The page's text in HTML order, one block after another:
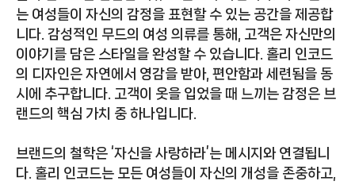
는 여성들이 자신의 감정을 표현할 수 있는 공간을 제공합
니다. 감성적인 무드의 여성 의류를 통해, 고객은 자신만의
이야기를 담은 스타일을 완성할 수 있습니다. 홀리 인코드
의 디자인은 자연에서 영감을 받아, 편안함과 세련됨을 동
시에 추구합니다. 고객이 옷을 입었을 때 느끼는 감정은 브
랜드의 핵심 가치 중 하나입니다.
브랜드의 철학은 ‘자신을 사랑하라’는 메시지와 연결됩니
다. 홀리 인코드는 모든 여성들이 자신의 개성을 존중하고,